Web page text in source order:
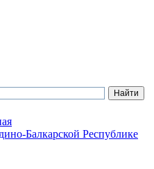
Балкарской Республике